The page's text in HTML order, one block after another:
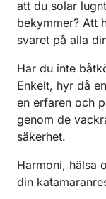
att du solar
bekymmer? Att
svaret på alla
Har du inte
Enkelt, hyr då
en erfaren och
genom de
säkerhet.
Harmoni, hälsa
din